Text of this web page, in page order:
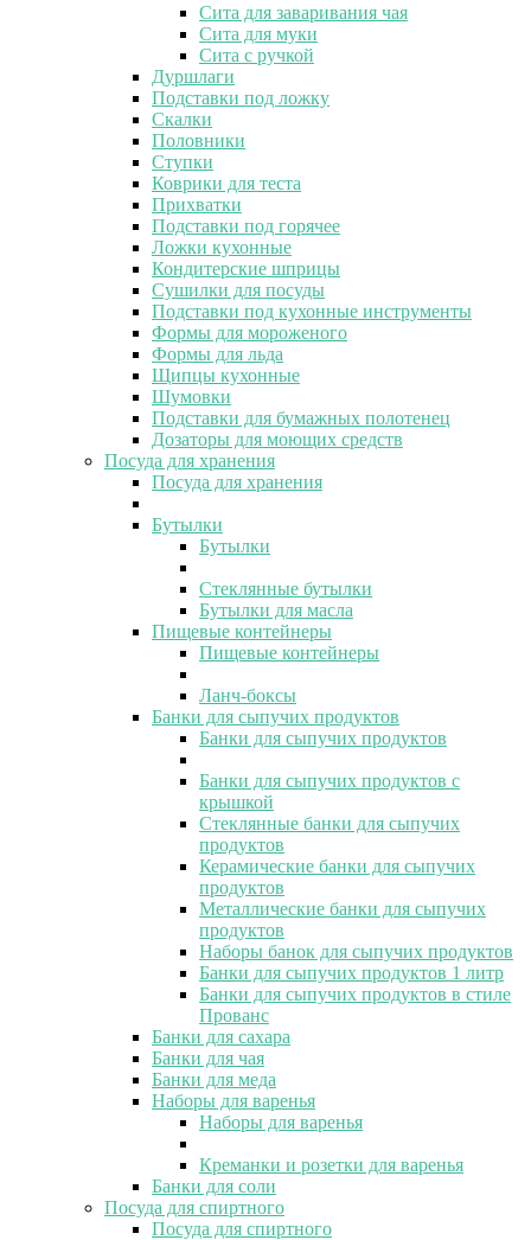
Сита для заваривания чая
Сита для муки
Сита с ручкой
Дуршлаги
Подставки под ложку
Скалки
Половники
Ступки
Коврики для теста
Прихватки
Подставки под горячее
Ложки кухонные
Кондитерские шприцы
Сушилки для посуды
Подставки под кухонные инструменты
Формы для мороженого
Формы для льда
Щипцы кухонные
Шумовки
Подставки для бумажных полотенец
Дозаторы для моющих средств
Посуда для хранения
Посуда для хранения
Бутылки
Бутылки
Стеклянные бутылки
Бутылки для масла
Пищевые контейнеры
Пищевые контейнеры
Ланч-боксы
Банки для сыпучих продуктов
Банки для сыпучих продуктов
Банки для сыпучих продуктов с
крышкой
Стеклянные банки для сыпучих
продуктов
Керамические банки для сыпучих
продуктов
Металлические банки для сыпучих
продуктов
Наборы банок для сыпучих продуктов
Банки для сыпучих продуктов 1 литр
Банки для сыпучих продуктов в стиле
Прованс
Банки для сахара
Банки для чая
Банки для меда
Наборы для варенья
Наборы для варенья
Креманки и розетки для варенья
Банки для соли
Посуда для спиртного
Посуда для спиртного